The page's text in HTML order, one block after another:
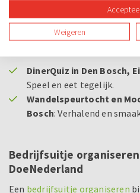
Personeelsuitje met
Samen eten verbindt.
DinerQuiz in Den Bosch,
Speel en eet tegelijk.
Wandelspeurtocht en
Bosch: Verhalend en
Bedrijfsuitje
DoeNederland
Een bedrijfsuitje organiseren
Weigeren